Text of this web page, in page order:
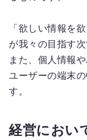
「欲しい情報を
が我々の目指す
また、個人情報
ユーザーの端末
す。
経営におい